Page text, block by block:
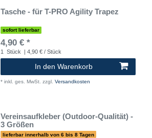
Tasche - für T-PRO Agility Trapez
sofort lieferbar
4,90 € *
1 Stück | 4,90 € / Stück
In den Warenkorb
* inkl. ges. MwSt. zzgl. Versandkosten
Vereinsaufkleber (Outdoor-Qualität) -
3 Größen
lieferbar innerhalb von 6 bis 8 Tagen